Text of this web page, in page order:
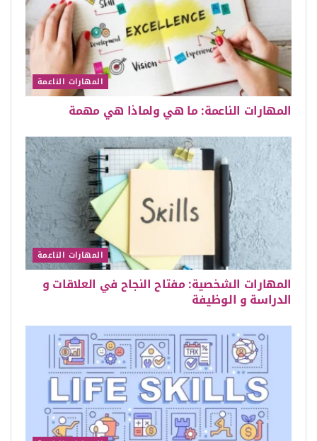
المهارات الناعمة
المهارات الناعمة: ما هي ولماذا هي مهمة
المهارات الناعمة
المهارات الشخصية: مفتاح النجاح في العلاقات و
الدراسة و الوظيفة